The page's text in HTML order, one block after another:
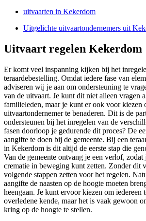
uitvaarten in Kekerdom
Uitgelichte uitvaartondernemers uit
Uitvaart regelen Kekerdom
Er komt veel inspanning kijken bij het
teraardebestelling. Omdat iedere fase van
adviseren wij je aan om ondersteuning te
van de uitvaart. Je kunt dit niet alleen vragen
familieleden, maar je kunt er ook voor kiezen
uitvaartondernemer te benaderen. Dit is de
ondersteunen bij het inregelen van de
fasen doorloop je gedurende dit proces? De
aangifte te doen bij de gemeente. Bij een
in Kekerdom is dit altijd de eerste stap die
Van de gemeente ontvang je een verlof, zodat
crematie in beweging kunt zetten. Zonder dit
volgende stappen zetten voor het regelen.
aangifte de naasten op de hoogte moeten
heengaan. Je kunt ervoor kiezen om iedereen
overledene kende, maar het is vaak gewoon
kring op de hoogte te stellen.